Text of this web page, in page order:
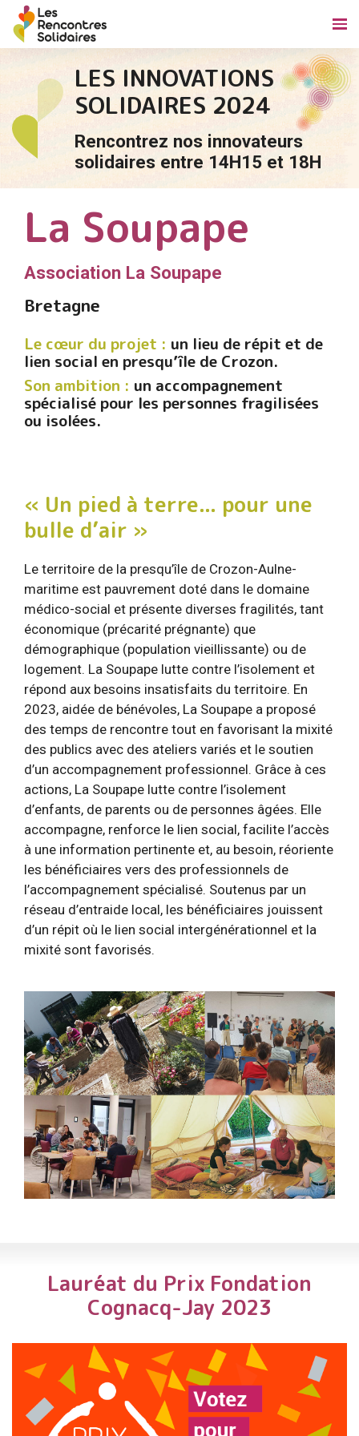
LES INNOVATIONS
SOLIDAIRES 2024
Rencontrez nos innovateurs
solidaires entre 14H15 et 18H
La Soupape
Association La Soupape
Bretagne
Le cœur du projet : un lieu de répit et de
lien social en presqu’île de Crozon.
Son ambition : un accompagnement
spécialisé pour les personnes fragilisées
ou isolées.
« Un pied à terre... pour une
bulle d’air »
Le territoire de la presqu’île de Crozon-Aulne-
maritime est pauvrement doté dans le domaine
médico-social et présente diverses fragilités, tant
économique (précarité prégnante) que
démographique (population vieillissante) ou de
logement. La Soupape lutte contre l’isolement et
répond aux besoins insatisfaits du territoire. En
2023, aidée de bénévoles, La Soupape a proposé
des temps de rencontre tout en favorisant la mixité
des publics avec des ateliers variés et le soutien
d’un accompagnement professionnel. Grâce à ces
actions, La Soupape lutte contre l’isolement
d’enfants, de parents ou de personnes âgées. Elle
accompagne, renforce le lien social, facilite l’accès
à une information pertinente et, au besoin, réoriente
les bénéficiaires vers des professionnels de
l’accompagnement spécialisé. Soutenus par un
réseau d’entraide local, les bénéficiaires jouissent
d’un répit où le lien social intergénérationnel et la
mixité sont favorisés.
Lauréat du Prix Fondation
Cognacq-Jay 2023